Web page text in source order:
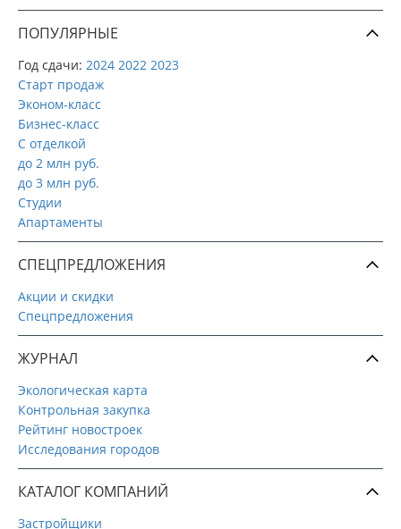
ПОПУЛЯРНЫЕ
Год сдачи: 2024 2022 2023
Старт продаж
Эконом-класс
Бизнес-класс
С отделкой
до 2 млн руб.
до 3 млн руб.
Студии
Апартаменты
СПЕЦПРЕДЛОЖЕНИЯ
Акции и скидки
Спецпредложения
ЖУРНАЛ
Экологическая карта
Контрольная закупка
Рейтинг новостроек
Исследования городов
КАТАЛОГ КОМПАНИЙ
Застройщики